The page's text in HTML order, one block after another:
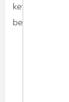
berkompetisi